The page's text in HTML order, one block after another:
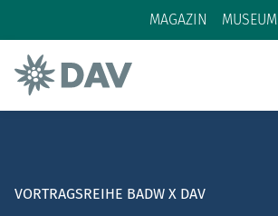
Zum Inhalt
Zur
MAGAZIN MUSEUM
VORTRAGSREIHE BADW X DAV